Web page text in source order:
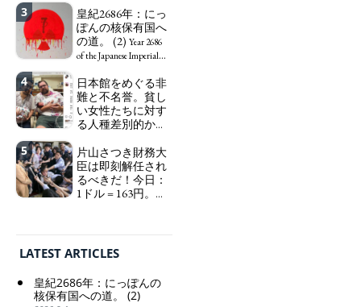
word "artist" into the
word "Art Worker"
(similar to "Essential
Worker", "Sex Worker" or
で、自己憐憫に浸
る日本人女性サナ
エ：道標としての
破壊。"I wanna die, I
set me free" - Sanae, a
Japanese woman who is
sleepless, sexless, depressive
and wallowing in self-
guidepost.
3
皇紀2686年：にっ
ぽんの核保有国へ
の道。 (2) Year 2686
of the Japanese Imperial
Becoming a Nuclear
Power. (2)
4
日本館をめぐる非
難と不名誉。貧し
い女性たちに対す
る人種差別的かつ
取。保守的な日本
の家父長制の強
化。戸籍制度の強
化。差別的な血統
Pavilion. Racist and
poor women.
Strengthening of
conservative Japanese
5
片山さつき財務大
臣は即刻解任され
るべきだ！今日：
1ドル = 163円。に
相「円安で外為特
会ホクホク」 為
替メリットを強調
Finance Minister
KATAYAMA Satsuki
LATEST ARTICLES
皇紀2686年：にっぽんの
核保有国への道。 (2)